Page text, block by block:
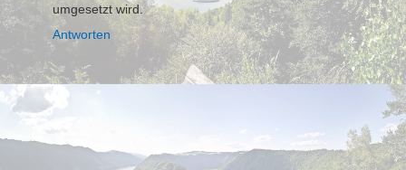
umgesetzt wird.
Antworten